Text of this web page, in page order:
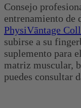
Consejo
entrenamiento de
PhysiVāntage
subirse a su
suplemento para
matriz muscular,
puedes consultar